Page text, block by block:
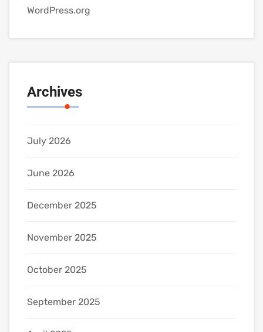
WordPress.org
Archives
July 2026
June 2026
December 2025
November 2025
October 2025
September 2025